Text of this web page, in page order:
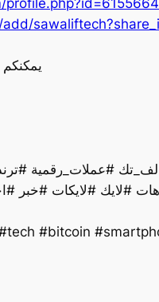
#لايك #لايكات #خبر
#bitcoin